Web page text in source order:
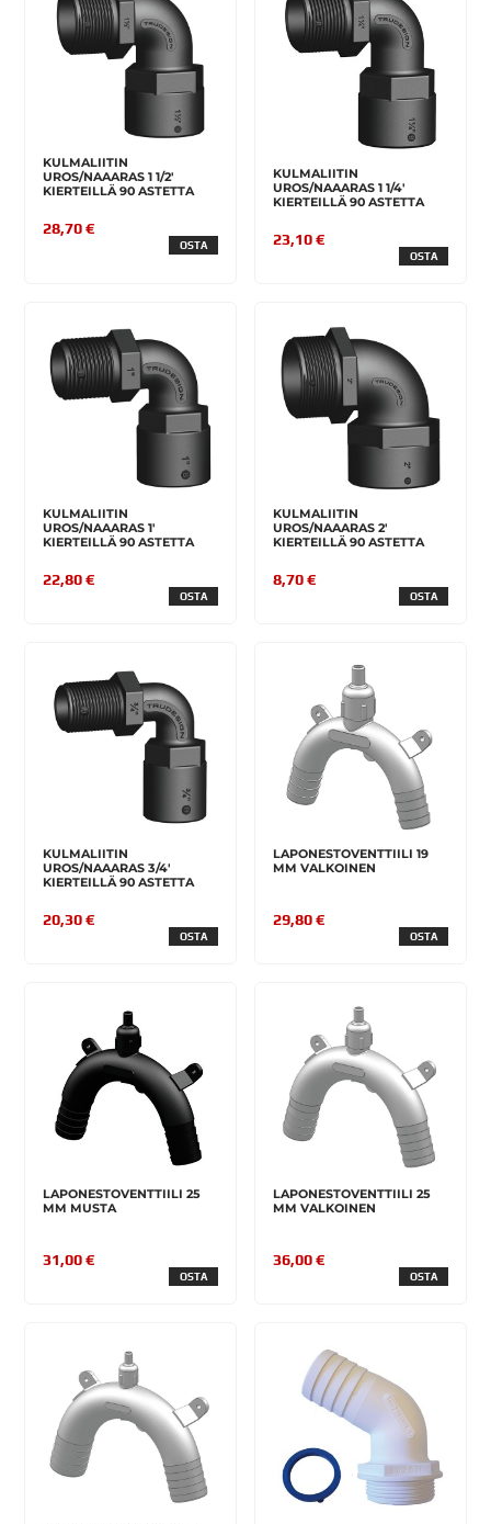
KULMALIITIN
UROS/NAAARAS 1 1/2'
KIERTEILLÄ 90 ASTETTA
28,70 €
OSTA
KULMALIITIN
UROS/NAAARAS 1 1/4'
KIERTEILLÄ 90 ASTETTA
23,10 €
OSTA
KULMALIITIN
UROS/NAAARAS 1'
KIERTEILLÄ 90 ASTETTA
22,80 €
OSTA
KULMALIITIN
UROS/NAAARAS 2'
KIERTEILLÄ 90 ASTETTA
8,70 €
OSTA
KULMALIITIN
UROS/NAAARAS 3/4'
KIERTEILLÄ 90 ASTETTA
20,30 €
OSTA
LAPONESTOVENTTIILI 19
MM VALKOINEN
29,80 €
OSTA
LAPONESTOVENTTIILI 25
MM MUSTA
31,00 €
OSTA
LAPONESTOVENTTIILI 25
MM VALKOINEN
36,00 €
OSTA